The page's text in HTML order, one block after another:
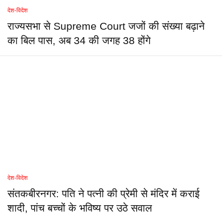
देश-विदेश
राज्यसभा से Supreme Court जजों की संख्या बढ़ाने
का बिल पास, अब 34 की जगह 38 होंगे
देश-विदेश
संतकबीरनगर: पति ने पत्नी की प्रेमी से मंदिर में कराई
शादी, पांच बच्चों के भविष्य पर उठे सवाल